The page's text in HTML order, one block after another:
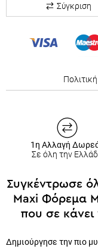
Σύγκριση
1η Αλλαγή
Σε όλη την
Συγκέντρωσε
Maxi Φόρεμα
που σε κάνει
Δημιούργησε την πιο